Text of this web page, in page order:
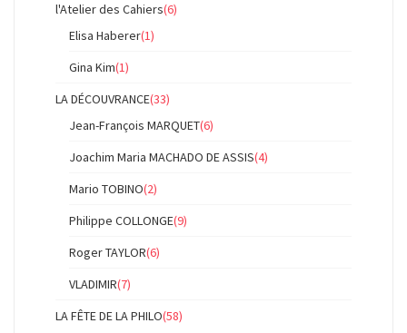
l'Atelier des Cahiers(6)
Elisa Haberer(1)
Gina Kim(1)
LA DÉCOUVRANCE(33)
Jean-François MARQUET(6)
Joachim Maria MACHADO DE ASSIS(4)
Mario TOBINO(2)
Philippe COLLONGE(9)
Roger TAYLOR(6)
VLADIMIR(7)
LA FÊTE DE LA PHILO(58)